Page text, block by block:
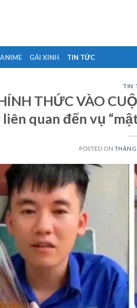
ANIME GÁI XINH TIN TỨC
TIN
THỨC VÀO
quan đến vụ
POSTED ON THÁNG